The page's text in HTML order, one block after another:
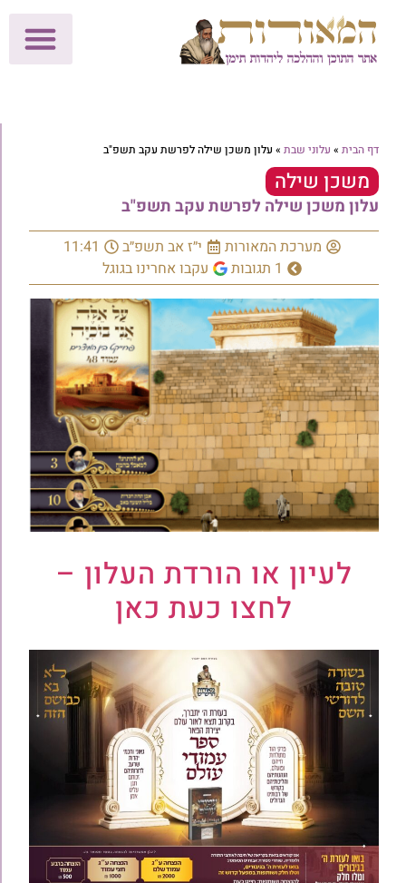
דף הבית » עלוני שבת » עלון משכן שילה לפרשת עקב תשפ"ב
משכן שילה
עלון משכן שילה לפרשת עקב תשפ"ב
מערכת המאורות י״ז אב תשפ״ב
11:41
1 תגובות
עקבו אחרינו בגוגל
לעיון או הורדת העלון –
לחצו כעת כאן